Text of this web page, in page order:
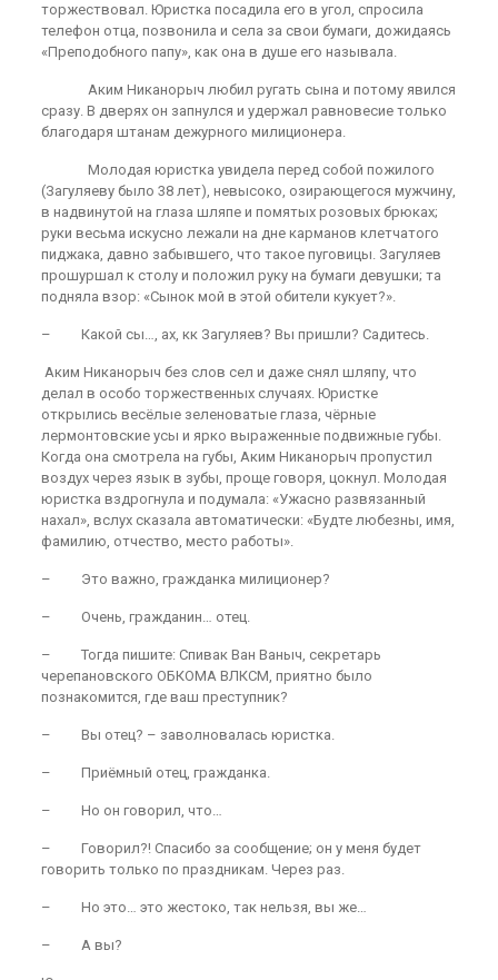
торжествовал. Юристка посадила его в угол, спросила
телефон отца, позвонила и села за свои бумаги, дожидаясь
«Преподобного папу», как она в душе его называла.
Аким Никанорыч любил ругать сына и потому явился
сразу. В дверях он запнулся и удержал равновесие только
благодаря штанам дежурного милиционера.
Молодая юристка увидела перед собой пожилого
(Загуляеву было 38 лет), невысоко, озирающегося мужчину,
в надвинутой на глаза шляпе и помятых розовых брюках;
руки весьма искусно лежали на дне карманов клетчатого
пиджака, давно забывшего, что такое пуговицы. Загуляев
прошуршал к столу и положил руку на бумаги девушки; та
подняла взор: «Сынок мой в этой обители кукует?».
– Какой сы…, ах, кк Загуляев? Вы пришли? Садитесь.
Аким Никанорыч без слов сел и даже снял шляпу, что
делал в особо торжественных случаях. Юристке
открылись весёлые зеленоватые глаза, чёрные
лермонтовские усы и ярко выраженные подвижные губы.
Когда она смотрела на губы, Аким Никанорыч пропустил
воздух через язык в зубы, проще говоря, цокнул. Молодая
юристка вздрогнула и подумала: «Ужасно развязанный
нахал», вслух сказала автоматически: «Будте любезны, имя,
фамилию, отчество, место работы».
– Это важно, гражданка милиционер?
– Очень, гражданин… отец.
– Тогда пишите: Спивак Ван Ваныч, секретарь
черепановского ОБКОМА ВЛКСМ, приятно было
познакомится, где ваш преступник?
– Вы отец? – заволновалась юристка.
– Приёмный отец, гражданка.
– Но он говорил, что…
– Говорил?! Спасибо за сообщение; он у меня будет
говорить только по праздникам. Через раз.
– Но это… это жестоко, так нельзя, вы же…
– А вы?